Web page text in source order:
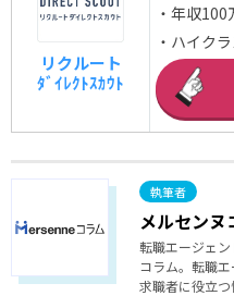
リクルート
ﾀﾞｲﾚｸﾄｽｶｳﾄ
・年収
・ハイク
メルセンヌ
転職エージェン
コラム。転職エ
求職者に役立つ